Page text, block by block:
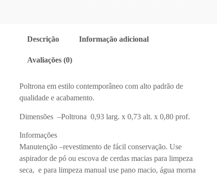
Descrição Informação adicional
Avaliações (0)
Poltrona em estilo contemporâneo com alto padrão de
qualidade e acabamento.
Dimensões –Poltrona 0,93 larg. x 0,73 alt. x 0,80 prof.
Informações
Manutenção –revestimento de fácil conservação. Use
aspirador de pó ou escova de cerdas macias para limpeza
seca, e para limpeza manual use pano macio, água morna